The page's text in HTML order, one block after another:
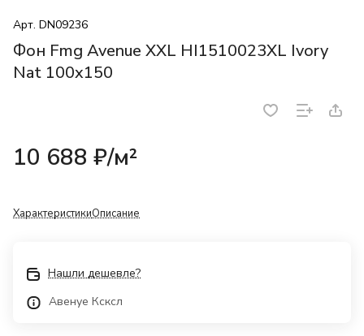
Арт. DN09236
Фон Fmg Avenue XXL HI1510023XL Ivory
Nat 100x150
10 688 ₽/м²
ХарактеристикиОписание
Нашли дешевле?
Авенуе Ксксл